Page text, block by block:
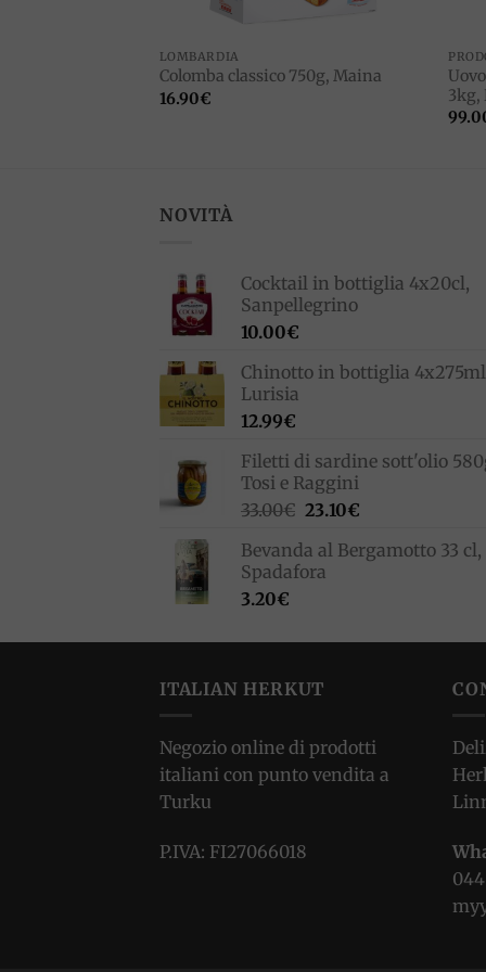
LOMBARDIA
Colomba classico 750g, Maina
16.90€
3kg,
NOVITÀ
Cocktail in bottiglia 4x20cl,
Sanpellegrino
10.00€
Chinotto in bottiglia
Lurisia
12.99€
Filetti di sardine sott'olio
Tosi e Raggini
33.00€ Il
originale
era:
23.10€Il
attuale
Bevanda al Bergamotto 33 cl,
Spadafora
3.20€
ITALIAN HERKUT
Negozio online di prodotti
italiani con punto vendita a
Turku
P.IVA: FI27066018
044